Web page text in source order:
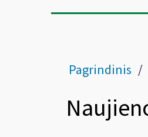
Pagrindinis